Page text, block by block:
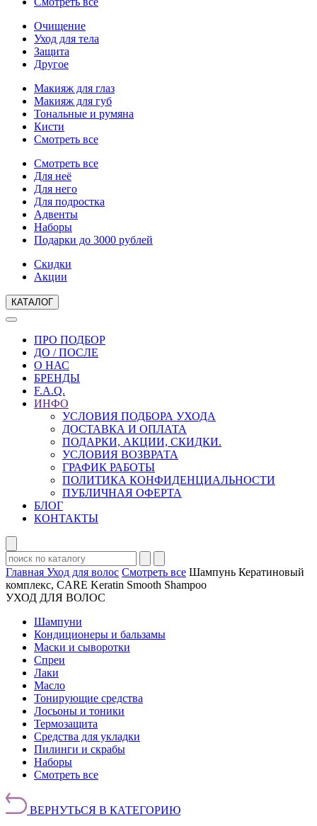
Очищение
Уход для тела
Защита
Другое
Макияж для глаз
Макияж для губ
Тональные и румяна
Кисти
Смотреть все
Смотреть все
Для неё
Для него
Для подростка
Адвенты
Наборы
Подарки до 3000 рублей
Скидки
Акции
КАТАЛОГ
ПРО ПОДБОР
ДО / ПОСЛЕ
О НАС
БРЕНДЫ
F.A.Q.
ИНФО
УСЛОВИЯ ПОДБОРА УХОДА
ДОСТАВКА И ОПЛАТА
ПОДАРКИ, АКЦИИ, СКИДКИ.
УСЛОВИЯ ВОЗВРАТА
ГРАФИК РАБОТЫ
ПОЛИТИКА КОНФИДЕНЦИАЛЬНОСТИ
ПУБЛИЧНАЯ ОФЕРТА
БЛОГ
КОНТАКТЫ
Главная Уход для волос Смотреть все Шампунь Кератиновый
комплекс, CARE Keratin Smooth Shampoo
УХОД ДЛЯ ВОЛОС
Шампуни
Кондиционеры и бальзамы
Маски и сыворотки
Спреи
Лаки
Масло
Тонирующие средства
Лосьоны и тоники
Термозащита
Средства для укладки
Пилинги и скрабы
Наборы
Смотреть все
ВЕРНУТЬСЯ В КАТЕГОРИЮ